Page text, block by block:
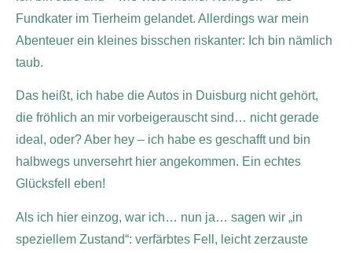
Fundkater im Tierheim gelandet. Allerdings war mein
Abenteuer ein kleines bisschen riskanter: Ich bin nämlich
taub.
Das heißt, ich habe die Autos in Duisburg nicht gehört,
die fröhlich an mir vorbeigerauscht sind… nicht gerade
ideal, oder? Aber hey – ich habe es geschafft und bin
halbwegs unversehrt hier angekommen. Ein echtes
Glücksfell eben!
Als ich hier einzog, war ich… nun ja… sagen wir „in
speziellem Zustand“: verfärbtes Fell, leicht zerzauste